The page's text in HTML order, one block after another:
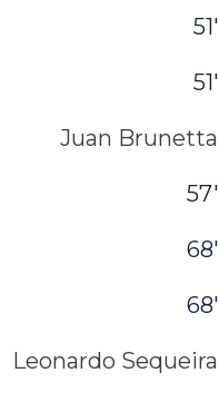
51'
51'
Juan Brunetta
57'
68'
68'
Leonardo Sequeira